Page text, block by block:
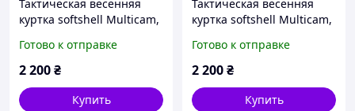
Тактическая весенняя
куртка softshell Multicam,
на флисе, армейская
куртка мультикам fur try
Готово к отправке
2 200₴
Купить
Тактическая весенняя
куртка softshell Multicam,
на флисе, армейская
куртка мультикам viy skk
Готово к отправке
2 200₴
Купить